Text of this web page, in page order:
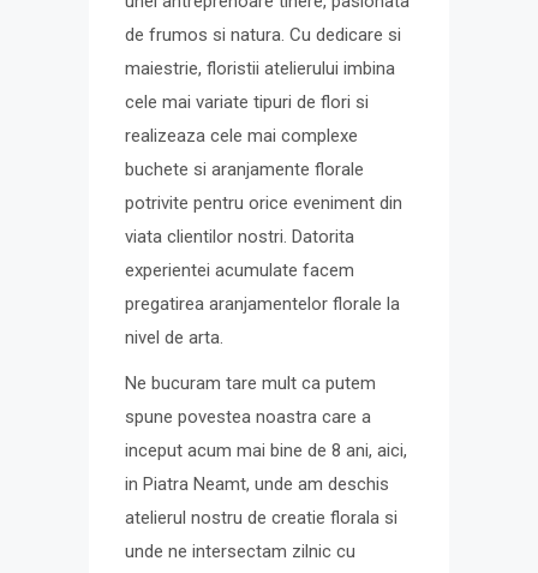
de frumos si natura. Cu dedicare si
maiestrie, floristii atelierului imbina
cele mai variate tipuri de flori si
realizeaza cele mai complexe
buchete si aranjamente florale
potrivite pentru orice eveniment din
viata clientilor nostri. Datorita
experientei acumulate facem
pregatirea aranjamentelor florale la
nivel de arta.
Ne bucuram tare mult ca putem
spune povestea noastra care a
inceput acum mai bine de 8 ani, aici,
in Piatra Neamt, unde am deschis
atelierul nostru de creatie florala si
unde ne intersectam zilnic cu